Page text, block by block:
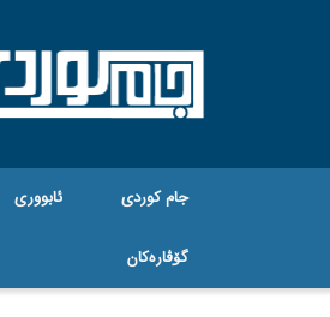
جام کوردی ئابووری
گۆڤاره‌کان